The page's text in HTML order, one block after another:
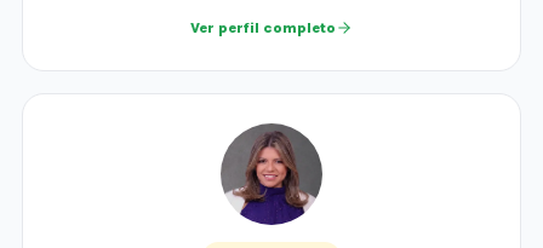
Ver perfil completo